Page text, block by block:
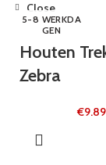
5-8 WERKDA
GEN
Close
Houten
Zebra
€9.89